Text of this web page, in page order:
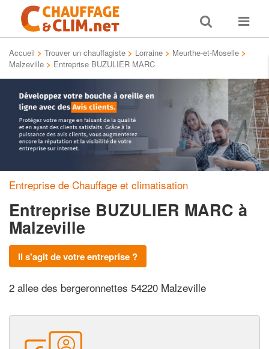
Toggle
search
Toggle
Accueil > Trouver un chauffagiste > Lorraine > Meurthe-et-Moselle >
Malzeville > Entreprise BUZULIER MARC
Entreprise de Chauffage et climatisation
Entreprise BUZULIER MARC à
Malzeville
Il s'agit de votre entreprise ?
2 allee des bergeronnettes 54220 Malzeville